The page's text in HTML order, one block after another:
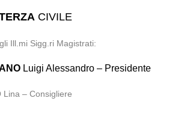
CIVILE
Ill.mi Sigg.ri Magistrati:
Luigi Alessandro – Presidente
Lina – Consigliere